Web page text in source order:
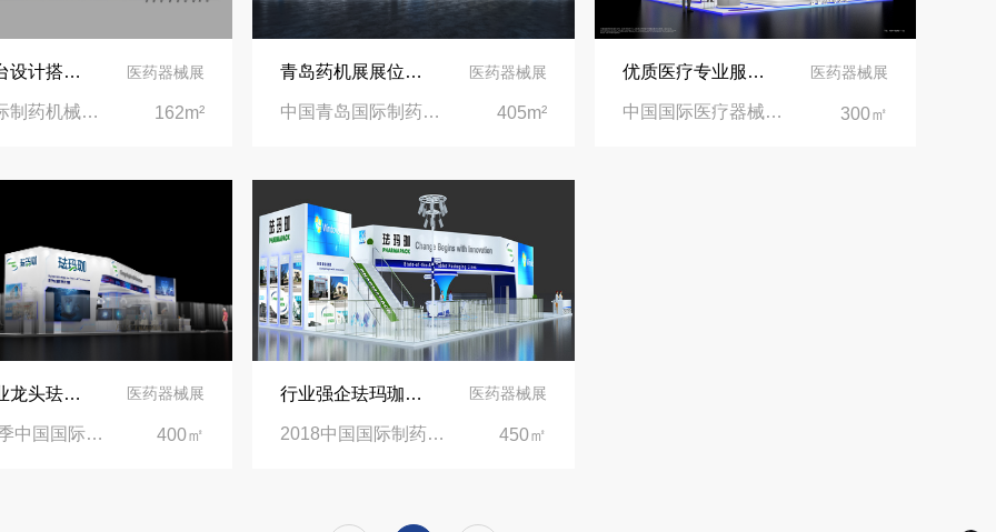
青岛展台设计搭建 | 台佳空调亮相青岛药机展 医药器械展
青岛国际制药机械展博览会春季CIPM|山东青岛世界博览城 162m²
青岛药机展展位设计 | 珐玛珈在青岛药机展上推出新产品 医药器械展
中国青岛国际制药机械展博览会春季CIPM|山东青岛世界博览城 405m²
优质医疗专业服务商，中核安科锐展位设计与产品完美融合 医药器械展
中国国际医疗器械博览会|深圳国际会展中心 300㎡
设备行业龙头珐玛珈在春季药机展上大放异彩 医药器械展
2021春季中国国际制药机械博览会|青岛世界博览城 400㎡
行业强企珐玛珈亮相2018春季药机展 医药器械展
2018中国国际制药机械博览会|重庆国际博览中心 450㎡
再获殊荣！中励展览荣获世界制药原料中国展可持续金奖
看得见的品质：人民网对中励展览的采访报道
进博会倒计时5天！中励展览奋斗在进博会开幕式之前！